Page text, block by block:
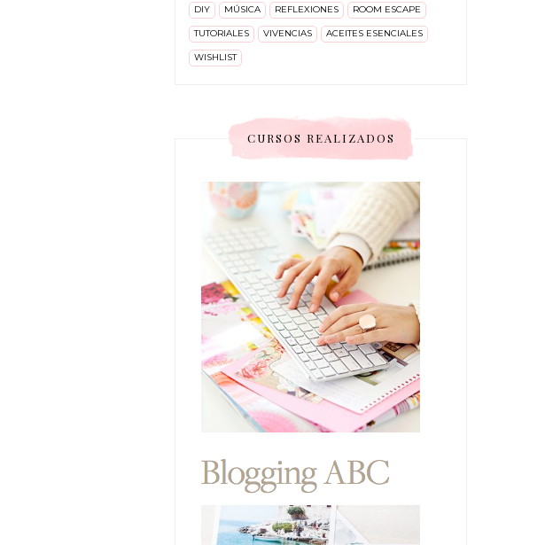
DIY MÚSICA REFLEXIONES ROOM ESCAPE
TUTORIALES VIVENCIAS ACEITES ESENCIALES
WISHLIST
CURSOS REALIZADOS